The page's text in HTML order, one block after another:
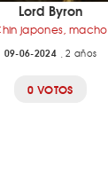
Lord Byron
japones, macho
09-06-2024 , 2 años
0 VOTOS